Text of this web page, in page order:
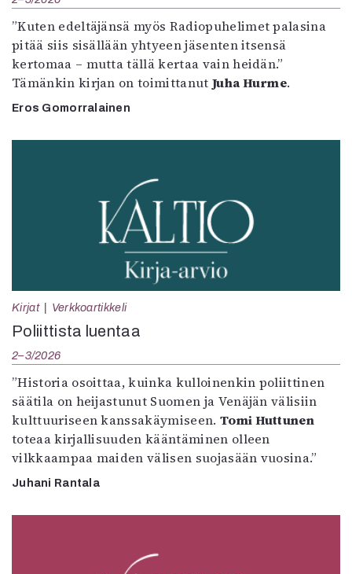
”Kuten edeltäjänsä myös Radiopuhelimet palasina
pitää siis sisällään yhtyeen jäsenten itsensä
kertomaa – mutta tällä kertaa vain heidän.”
Tämänkin kirjan on toimittanut Juha Hurme.
Eros Gomorralainen
Kirjat Verkkoartikkeli
Poliittista luentaa
2–3/2026
”Historia osoittaa, kuinka kulloinenkin poliittinen
säätila on heijastunut Suomen ja Venäjän välisiin
kulttuuriseen kanssakäymiseen. Tomi Huttunen
toteaa kirjallisuuden kääntäminen olleen
vilkkaampaa maiden välisen suojasään vuosina.”
Juhani Rantala